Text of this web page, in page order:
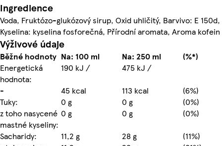
Ingredience
Voda, Fruktózo-glukózový sirup, Oxid uhličitý, Barvivo: E 150d,
Kyselina: kyselina fosforečná, Přírodní aromata, Aroma kofein
Výživové údaje
Běžné hodnoty Na: 100 ml Na: 250 ml
(%*)
Energetická
hodnota:
190 kJ /
475 kJ /
-
45 kcal 113 kcal
(6%)
Tuky:
0 g 0 g
(0%)
z toho nasycené
mastné kyseliny:
0 g 0 g
(0%)
Sacharidy:
11,2 g 28 g
(11%)